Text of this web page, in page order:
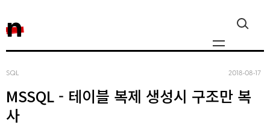
n
Javascript, jQuery
SQL 2018‧08‧17
MSSQL - 테이블 복제 생성시 구조만 복
사